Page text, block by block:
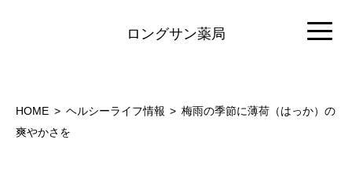
ロングサン薬局
HOME ヘルシーライフ情報
梅雨の季節に薄荷（はっか）の
爽やかさを